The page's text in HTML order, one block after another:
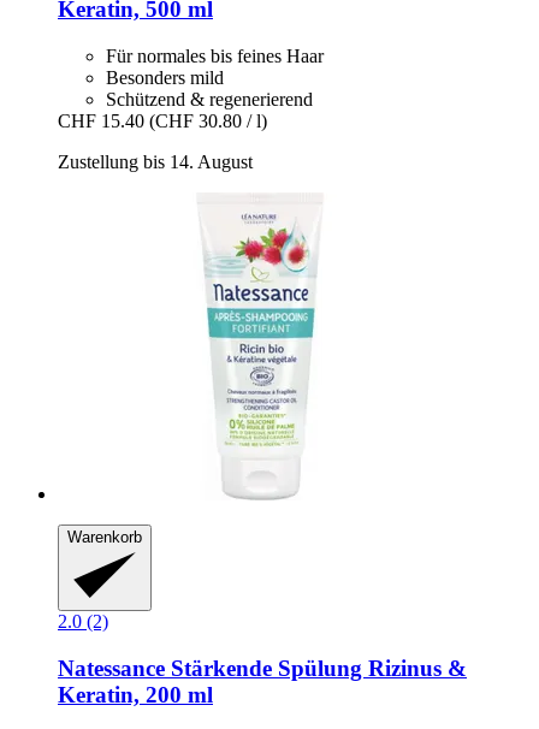
Keratin, 500 ml
Für normales bis feines Haar
Besonders mild
Schützend & regenerierend
CHF 15.40 (CHF 30.80 / l)
Zustellung bis 14. August
Warenkorb
2.0 (2)
Natessance Stärkende Spülung Rizinus &
Keratin, 200 ml